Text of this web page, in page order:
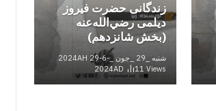
زندگانی حضرت فیروز
دیلمی رضي‌الله‌عنه
(بخش شانزدهم)
شنبه _29 _جون _2024AH 29-6-
2024AD
11Views